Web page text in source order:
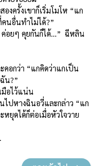
องครั้งเขาก็เริ่มโมโห “แก
นอื่นทำไม่ได้?”
ค่อยๆ คุยกันก็ได้...” ฉีหลิน
อกว่า “แกคิดว่าแกเป็น
น?”
อไว้แน่น
ปหางฉินอวี่และกล่าว “แก
ยุดได้ก็ต่อเมื่อหัวใจวาย